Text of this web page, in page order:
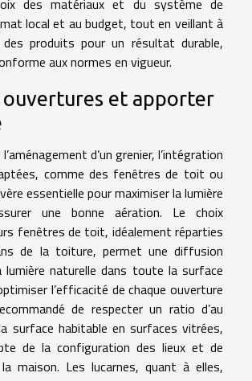
des matériaux et du système de
local et au budget, tout en veillant à
produits pour un résultat durable,
aux normes en vigueur.
ouvertures et apporter
d’un grenier, l’intégration
comme des fenêtres de toit ou
essentielle pour maximiser la lumière
une bonne aération. Le choix
fenêtres de toit, idéalement réparties
de la toiture, permet une diffusion
lumière naturelle dans toute la surface
l’efficacité de chaque ouverture
de respecter un ratio d’au
surface habitable en surfaces vitrées,
de la configuration des lieux et de
maison. Les lucarnes, quant à elles,